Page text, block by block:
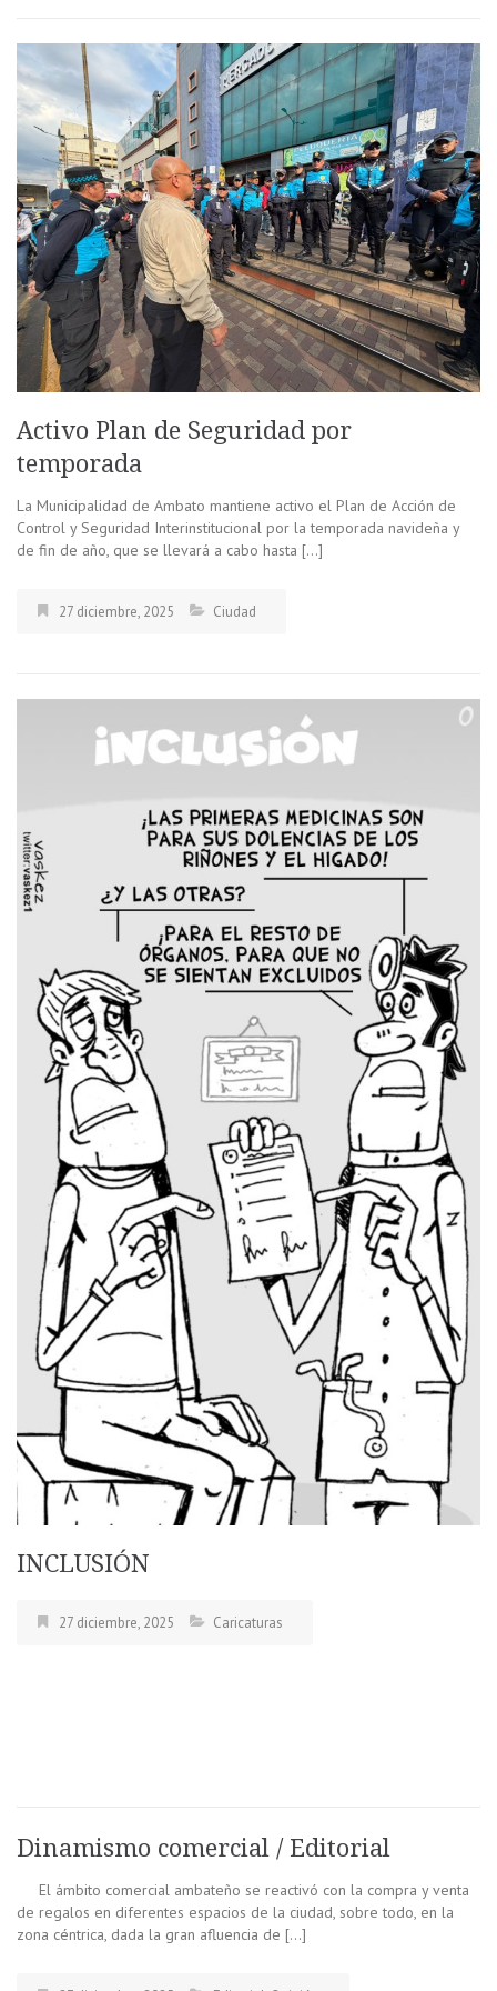
Activo Plan de Seguridad por
temporada
La Municipalidad de Ambato mantiene activo el Plan de Acción de
Control y Seguridad Interinstitucional por la temporada navideña y
de fin de año, que se llevará a cabo hasta […]
27 diciembre, 2025 Ciudad
INCLUSIÓN
27 diciembre, 2025 Caricaturas
Dinamismo comercial / Editorial
El ámbito comercial ambateño se reactivó con la compra y venta
de regalos en diferentes espacios de la ciudad, sobre todo, en la
zona céntrica, dada la gran afluencia de […]